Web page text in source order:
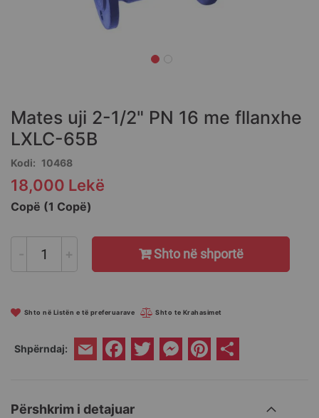
beginning
of
the
images
gallery
Mates uji 2-1/2" PN 16 me fllanxhe
LXLC-65B
Kodi 10468
18,000 Lekë
Copë (1 Copë)
- + Shto në shportë
Shto në Listën e të preferuarave Shto te Krahasimet
Shpërndaj: Email Facebook
Twitter Messenger
Pinterest
Përshkrim i detajuar